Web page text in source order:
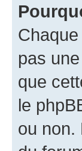
pas
que
le
ou non.